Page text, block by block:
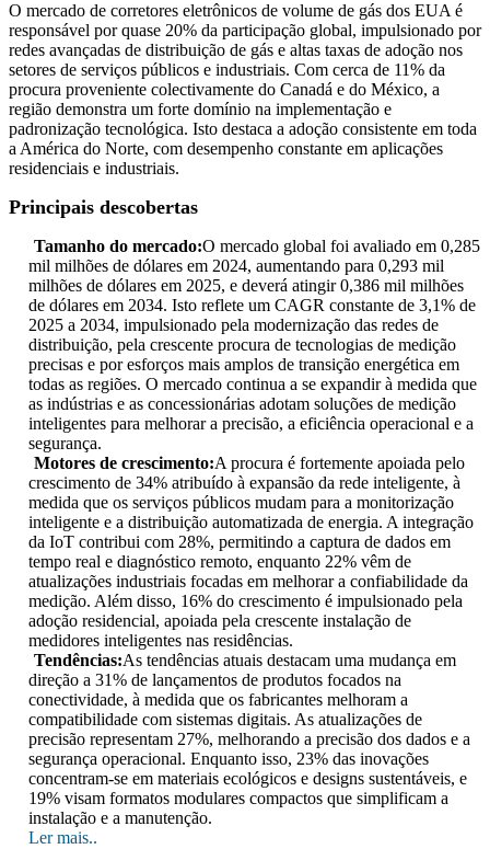
O mercado de corretores eletrônicos de volume de gás dos EUA é
responsável por quase 20% da participação global, impulsionado por
redes avançadas de distribuição de gás e altas taxas de adoção nos
setores de serviços públicos e industriais. Com cerca de 11% da
procura proveniente colectivamente do Canadá e do México, a
região demonstra um forte domínio na implementação e
padronização tecnológica. Isto destaca a adoção consistente em toda
a América do Norte, com desempenho constante em aplicações
residenciais e industriais.
Principais descobertas
Tamanho do mercado:O mercado global foi avaliado em 0,285
mil milhões de dólares em 2024, aumentando para 0,293 mil
milhões de dólares em 2025, e deverá atingir 0,386 mil milhões
de dólares em 2034. Isto reflete um CAGR constante de 3,1% de
2025 a 2034, impulsionado pela modernização das redes de
distribuição, pela crescente procura de tecnologias de medição
precisas e por esforços mais amplos de transição energética em
todas as regiões. O mercado continua a se expandir à medida que
as indústrias e as concessionárias adotam soluções de medição
inteligentes para melhorar a precisão, a eficiência operacional e a
segurança.
Motores de crescimento:A procura é fortemente apoiada pelo
crescimento de 34% atribuído à expansão da rede inteligente, à
medida que os serviços públicos mudam para a monitorização
inteligente e a distribuição automatizada de energia. A integração
da IoT contribui com 28%, permitindo a captura de dados em
tempo real e diagnóstico remoto, enquanto 22% vêm de
atualizações industriais focadas em melhorar a confiabilidade da
medição. Além disso, 16% do crescimento é impulsionado pela
adoção residencial, apoiada pela crescente instalação de
medidores inteligentes nas residências.
Tendências:As tendências atuais destacam uma mudança em
direção a 31% de lançamentos de produtos focados na
conectividade, à medida que os fabricantes melhoram a
compatibilidade com sistemas digitais. As atualizações de
precisão representam 27%, melhorando a precisão dos dados e a
segurança operacional. Enquanto isso, 23% das inovações
concentram-se em materiais ecológicos e designs sustentáveis, e
19% visam formatos modulares compactos que simplificam a
instalação e a manutenção.
Ler mais..